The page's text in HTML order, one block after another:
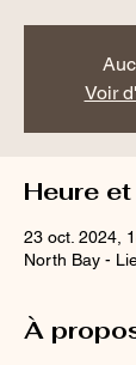
Voir
Heure
23 oct. 2024,
North Bay -
À